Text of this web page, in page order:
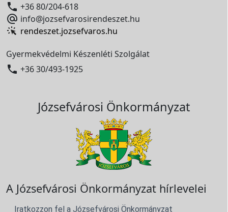
 +36 80/204-618
 info@jozsefvarosirendeszet.hu
rendeszet.jozsefvaros.hu
Gyermekvédelmi Készenléti Szolgálat
 +36 30/493-1925
Józsefvárosi Önkormányzat
A Józsefvárosi Önkormányzat hírlevelei
Iratkozzon fel a Józsefvárosi Önkormányzat